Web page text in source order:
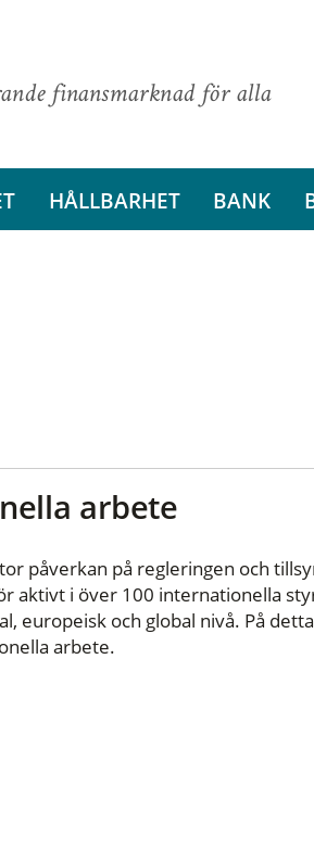
finansmarknad för alla
HÅLLBARHET BANK
arbete
påverkan på regleringen och
aktivt i över 100 internationella
europeisk och global nivå. På
arbete.